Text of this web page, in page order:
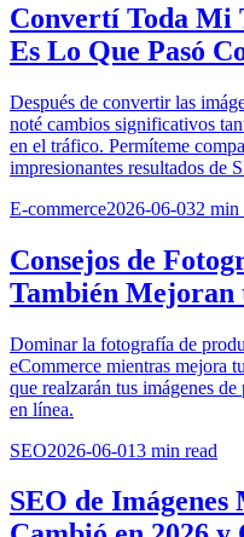
Convertí Toda Mi
Es Lo Que Pasó
Después de convertir las
noté cambios significativos
en el tráfico. Permíteme
impresionantes resultados de
E-commerce2026-06-032 min
Consejos de
También Mejoran
Dominar la fotografía de
eCommerce mientras mejora
que realzarán tus imágenes
en línea.
SEO2026-06-013 min read
SEO de